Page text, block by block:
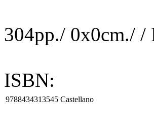
304pp./ 0x0cm./ /
ISBN:
9788434313545 Castellano